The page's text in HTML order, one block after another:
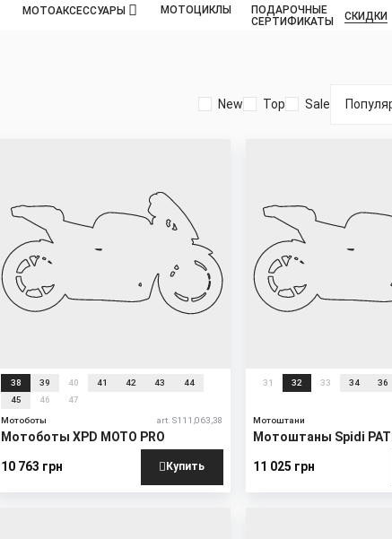
МОТОАКСЕССУАРЫ МОТОЦИКЛЫ
ПОДАРОЧНЫЕ
СЕРТИФИКАТЫ
СКИДКИ
RU
New Top Sale
38 39 40 41 42 43
44
45
46 47
Мотоботы art. S111,063,38
Мотоботы XPD MOTO PRO
10 763 грн Купить
31 32 33 34 36
Мотоштани
Мотоштаны Spidi
11 025 грн